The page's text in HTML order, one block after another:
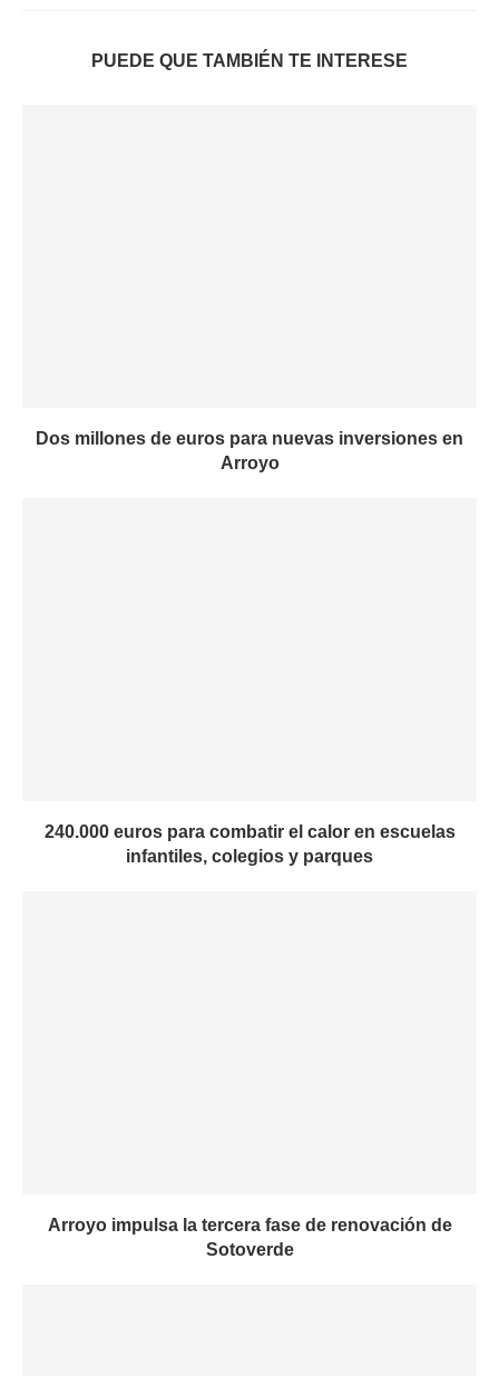
PUEDE QUE TAMBIÉN TE INTERESE
Dos millones de euros para nuevas inversiones en
Arroyo
240.000 euros para combatir el calor en escuelas
infantiles, colegios y parques
Arroyo impulsa la tercera fase de renovación de
Sotoverde